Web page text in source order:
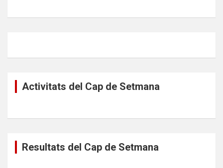
Activitats del Cap de Setmana
Resultats del Cap de Setmana